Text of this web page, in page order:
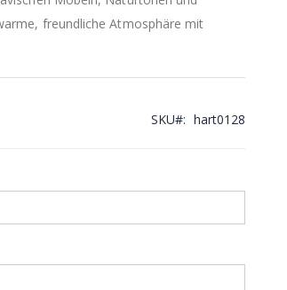
freundliche Atmosphäre mit
SKU hart0128